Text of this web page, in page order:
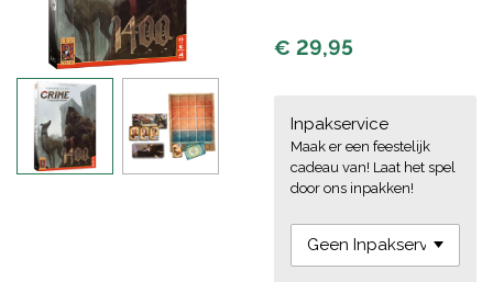
€ 29,95
Inpakservice
Maak er een feestelijk
cadeau van! Laat het spel
door ons inpakken!